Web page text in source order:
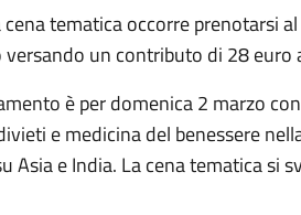
cena tematica occorre prenotarsi
un contributo di 28 euro
è per domenica 2 marzo
e medicina del benessere
Asia e India. La cena tematica si